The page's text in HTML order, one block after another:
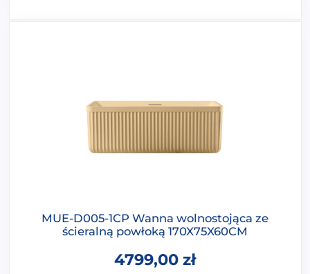
MUE-D005-1CP Wanna wolnostojąca ze
ścieralną powłoką 170X75X60CM
4799,00 zł